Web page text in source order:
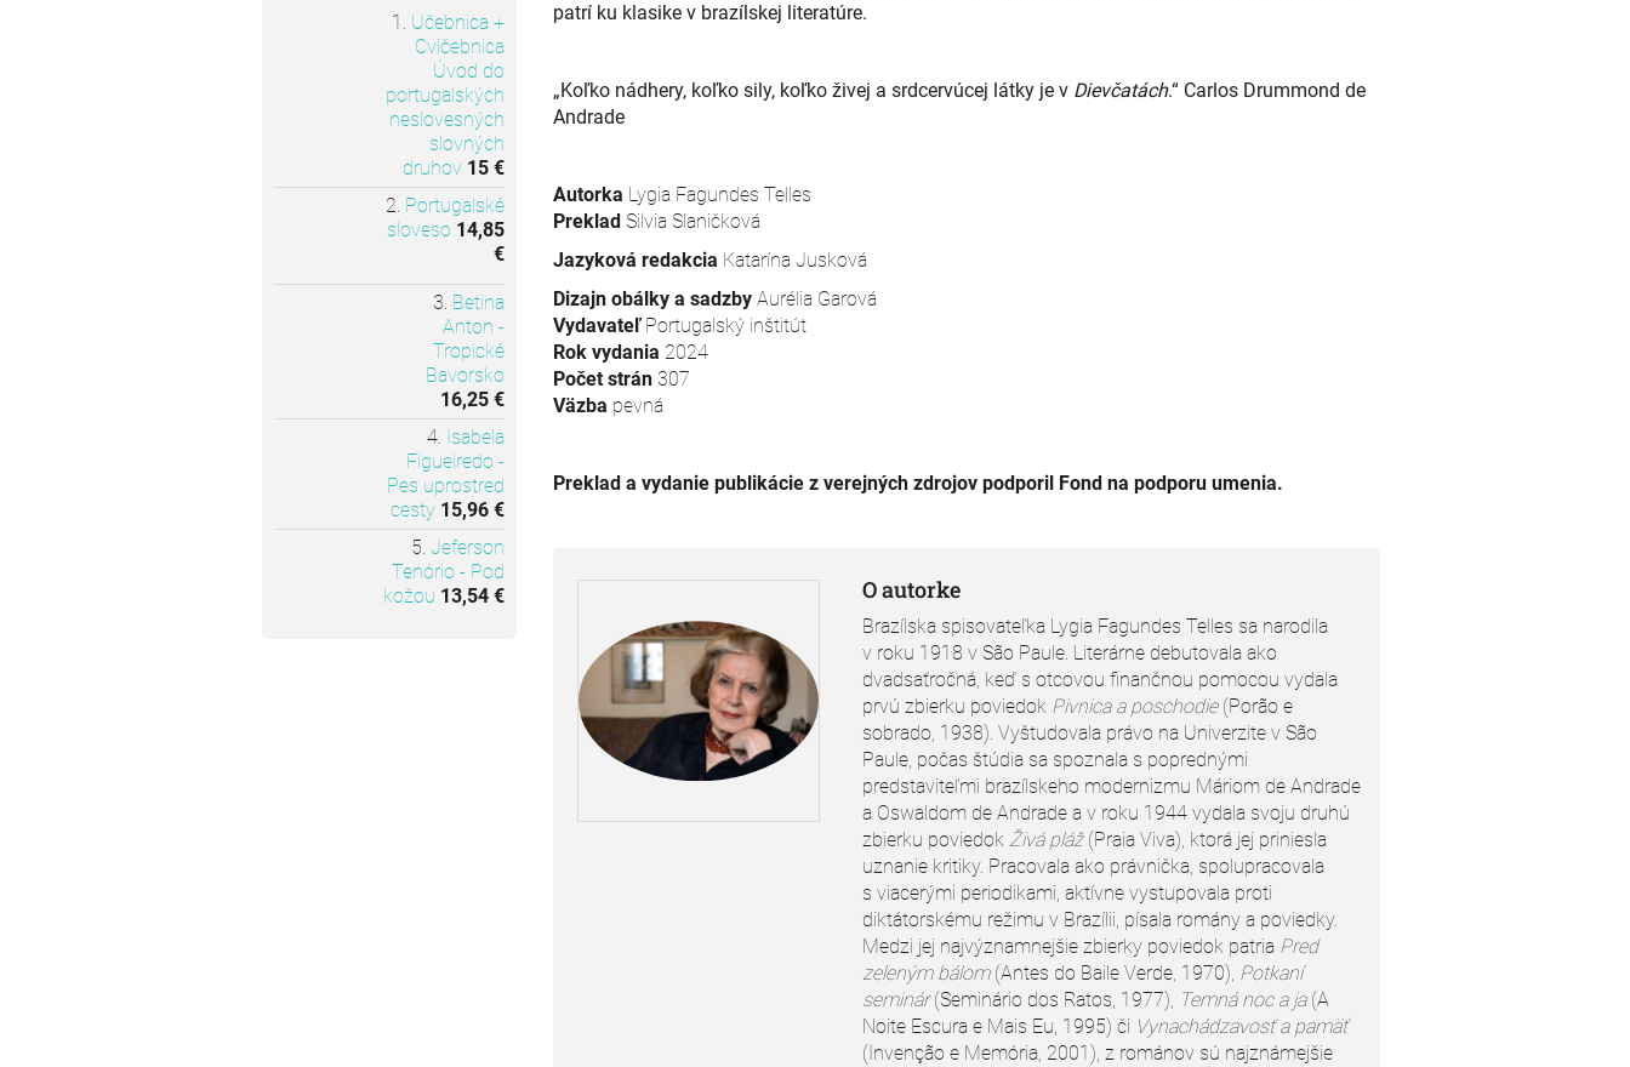
Učebnica +
Cvičebnica
Úvod do
portugalských
neslovesných
slovných
druhov 15 €
Portugalské
sloveso 14,85
€
Betina
Anton -
Tropické
Bavorsko
16,25 €
Isabela
Figueiredo -
Pes uprostred
cesty 15,96 €
Jeferson
Tenório - Pod
kožou 13,54 €
patrí ku klasike v brazílskej literatúre.
„Koľko nádhery, koľko sily, koľko živej a srdcervúcej látky je v Dievčatách.“ Carlos Drummond de
Andrade
Autorka Lygia Fagundes Telles
Preklad Silvia Slaničková
Jazyková redakcia Katarína Jusková
Dizajn obálky a sadzby Aurélia Garová
VydavateľPortugalský inštitút
Rok vydania 2024
Počet strán 307
Väzba pevná
Preklad a vydanie publikácie z verejných zdrojov podporil Fond na podporu umenia.
O autorke
Brazílska spisovateľka Lygia Fagundes Telles sa narodila
v roku 1918 v São Paule. Literárne debutovala ako
dvadsaťročná, keď s otcovou finančnou pomocou vydala
prvú zbierku poviedok Pivnica a poschodie(Porão e
sobrado, 1938). Vyštudovala právo na Univerzite v São
Paule, počas štúdia sa spoznala s poprednými
predstaviteľmi brazílskeho modernizmu Máriom de Andrade
a Oswaldom de Andrade a v roku 1944 vydala svoju druhú
zbierku poviedok Živá pláž(Praia Viva), ktorá jej priniesla
uznanie kritiky. Pracovala ako právnička, spolupracovala
s viacerými periodikami, aktívne vystupovala proti
diktátorskému režimu v Brazílii, písala romány a poviedky.
Medzi jej najvýznamnejšie zbierky poviedok patria Pred
zeleným bálom(Antes do Baile Verde, 1970), Potkaní
seminár(Seminário dos Ratos, 1977), Temná noc a ja(A
Noite Escura e Mais Eu, 1995) či Vynachádzavosť a pamäť
(Invenção e Memória, 2001), z románov sú najznámejšie